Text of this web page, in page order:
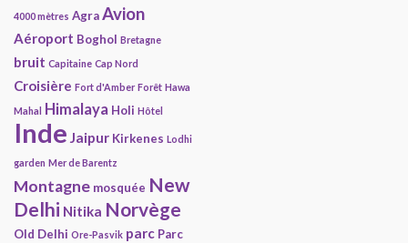
4000 mètres AgraAvion
Aéroport Boghol Bretagne
bruit Capitaine Cap Nord
Croisière Fort d'Amber Forêt Hawa
Mahal Himalaya Holi Hôtel
Inde Jaipur Kirkenes Lodhi
garden Mer de Barentz
Montagne mosquée New
Delhi Nitika Norvège
Old Delhi Ore-Pasvik parc Parc